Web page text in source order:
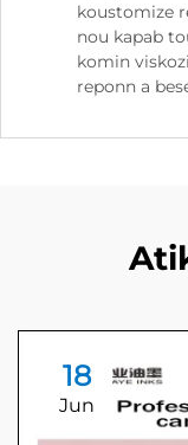
koustomize
nou kapab
komin
reponn a
18
Jun